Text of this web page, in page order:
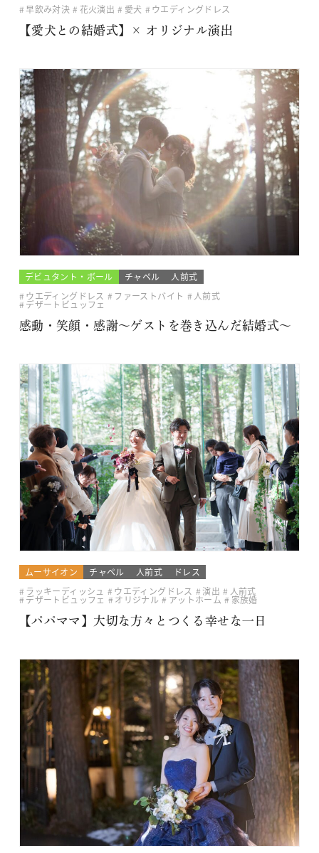
早飲み対決 花火演出 愛犬
ウエディングドレス
【愛犬との結婚式】× オリジナル演出
デビュタント・ボール チャペル
人前式
ウエディングドレス
ファーストバイト 人前式
デザートビュッフェ
感動・笑顔・感謝～ゲストを巻き込んだ結婚式～
ムーサイオン チャペル 人前式
ドレス
ラッキーディッシュ
ウエディングドレス 演出 人前式
デザートビュッフェ オリジナル アットホーム
家族婚
【パパママ】大切な方々とつくる幸せな一日